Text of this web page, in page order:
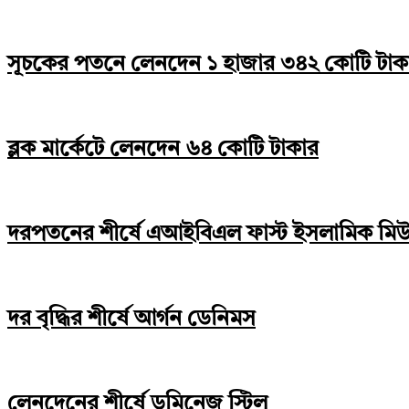
সূচকের পতনে লেনদেন ১ হাজার ৩৪২ কোটি
ব্লক মার্কেটে লেনদেন ৬৪ কোটি টাকার
দরপতনের শীর্ষে এআইবিএল ফাস্ট ইসলামিক
দর বৃদ্ধির শীর্ষে আর্গন ডেনিমস
লেনদেনের শীর্ষে ডমিনেজ স্টিল